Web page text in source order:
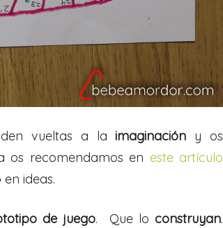
den vueltas a laimaginación y os
os recomendamos en este artículo
en ideas.
de juego. Que lo construyan.